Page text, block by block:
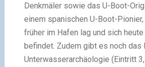
Denkmäler sowie das U-Boot-
einem spanischen U-Boot-
früher im Hafen lag und sich
befindet. Zudem gibt es noch das
Unterwasserarchäologie (Eintritt